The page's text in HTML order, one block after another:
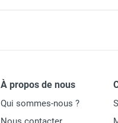
À propos de nous
Qui sommes-nous ?